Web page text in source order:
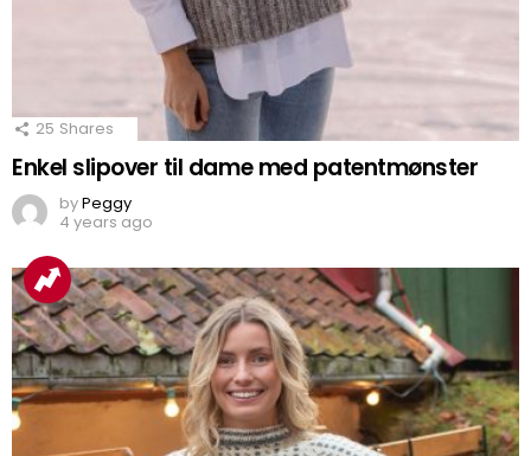
25 Shares
Enkel slipover til dame med patentmønster
byPeggy
4 years ago